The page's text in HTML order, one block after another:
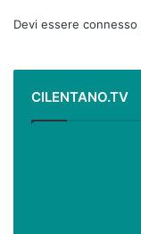
Devi essere connesso
CILENTANO.TV